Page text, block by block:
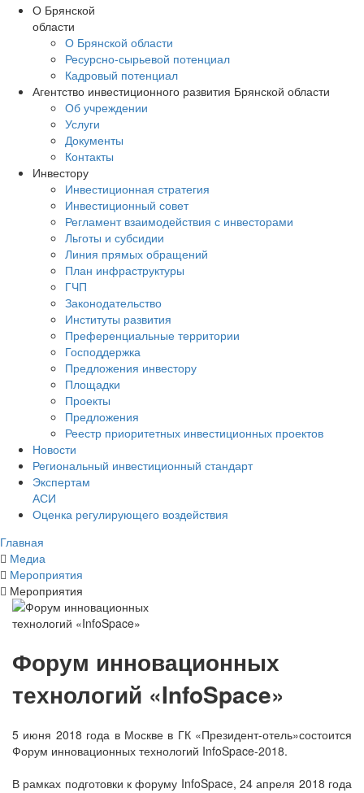
О Брянской
области
О Брянской области
Ресурсно-сырьевой потенциал
Кадровый потенциал
Агентство инвестиционного развития Брянской области
Об учреждении
Услуги
Документы
Контакты
Инвестору
Инвестиционная стратегия
Инвестиционный совет
Регламент взаимодействия с инвесторами
Льготы и субсидии
Линия прямых обращений
План инфраструктуры
ГЧП
Законодательство
Институты развития
Преференциальные территории
Господдержка
Предложения инвестору
Площадки
Проекты
Предложения
Реестр приоритетных инвестиционных проектов
Новости
Региональный инвестиционный стандарт
Экспертам
АСИ
Оценка регулирующего воздействия
Главная
Медиа
Мероприятия
Мероприятия
Форум инновационных
технологий «InfoSpace»
5 июня 2018 года в Москве в ГК «Президент-отель»состоится
Форум инновационных технологий InfoSpace-2018.
В рамках подготовки к форуму InfoSpace, 24 апреля 2018 года